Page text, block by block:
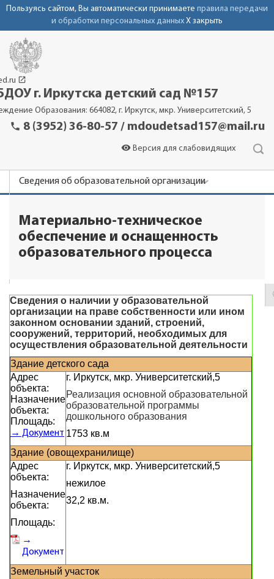
Пользуясь сайтом, Вы автоматически принимаете правила передачи
и обработки персональных данных X закрыть
launch
г. Иркутска детский сад №157
Образования: 664082, г. Иркутск, мкр. Университетский, 5
phone 8 (3952) 36-80-57 / mdoudetsad157@mail.ru
visibility Версия для слабовидящих
Сведения об образовательной организации
Родителям
Детский сад
Материально-техническое
обеспечение и оснащенность
образовательного процесса
Сведения о наличии у образовательной
организации на праве собственности или ином
законном основании зданий, строений,
сооружений, территорий, необходимых для
осуществления образовательной деятельности
Здание детского сада
Адрес
объекта:
Назначение
объекта:
Площадь:
→ Документ
г. Иркутск, мкр. Университетский,5
Реализация основной образовательной
образовательной программы
дошкольного образования
1753 кв.м
Здание (овощехранилище)
Адрес
объекта:
Назначение
объекта:
Площадь:
→
Документ
г. Иркутск, мкр. Университетский,5
нежилое
32,2 кв.м.
Земельный участок